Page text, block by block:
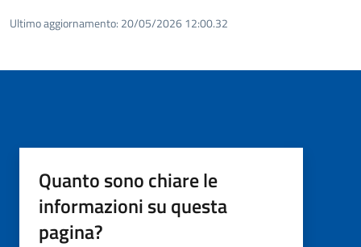
Ultimo aggiornamento: 20/05/2026 12:00.32
Quanto sono chiare le
informazioni su questa
pagina?